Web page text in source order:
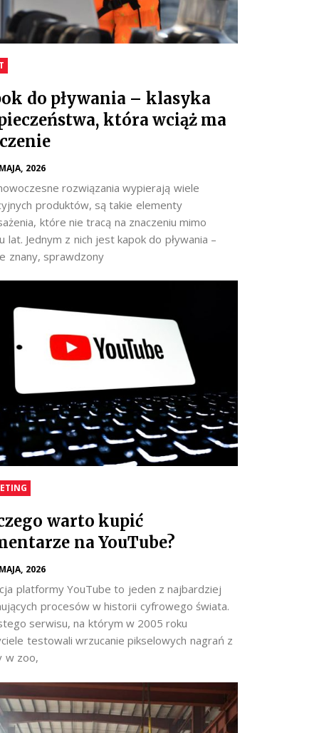
do pływania – klasyka
która wciąż ma
2026
rozwiązania wypierają wiele
produktów, są takie elementy
które nie tracą na znaczeniu mimo
lat. Jednym z nich jest kapok do pływania –
znany, sprawdzony
warto kupić
na YouTube?
2026
platformy YouTube to jeden z najbardziej
procesów w historii cyfrowego świata.
serwisu, na którym w 2005 roku
testowali wrzucanie pikselowych nagrań z
w zoo,